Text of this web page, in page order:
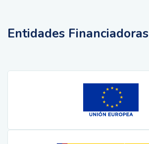
Entidades Financiadoras